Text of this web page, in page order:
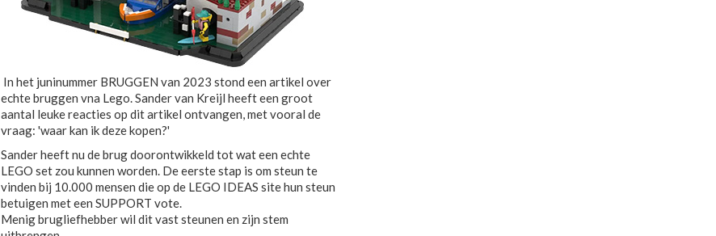
In het juninummer BRUGGEN van 2023 stond een artikel over
echte bruggen vna Lego. Sander van Kreijl heeft een groot
aantal leuke reacties op dit artikel ontvangen, met vooral de
vraag: 'waar kan ik deze kopen?'
Sander heeft nu de brug doorontwikkeld tot wat een echte
LEGO set zou kunnen worden. De eerste stap is om steun te
vinden bij 10.000 mensen die op de LEGO IDEAS site hun steun
betuigen met een SUPPORT vote.
Menig brugliefhebber wil dit vast steunen en zijn stem